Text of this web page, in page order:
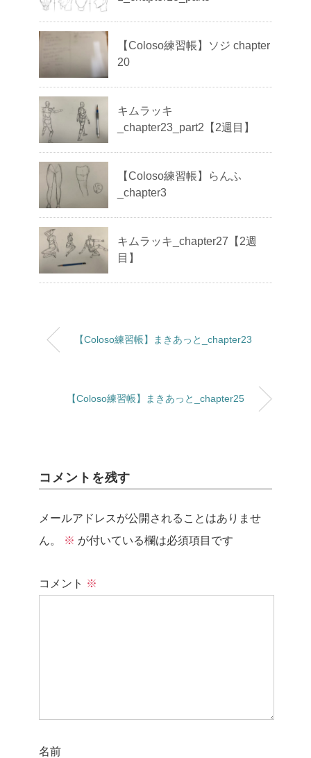
【Coloso練習帳】ソジ chapter
20
キムラッキ
_chapter23_part2【2週目】
【Coloso練習帳】らんふ
_chapter3
キムラッキ_chapter27【2週
目】
【Coloso練習帳】まきあっと_chapter23
【Coloso練習帳】まきあっと_chapter25
コメントを残す
メールアドレスが公開されることはありませ
ん。
※ が付いている欄は必須項目です
コメント ※
名前